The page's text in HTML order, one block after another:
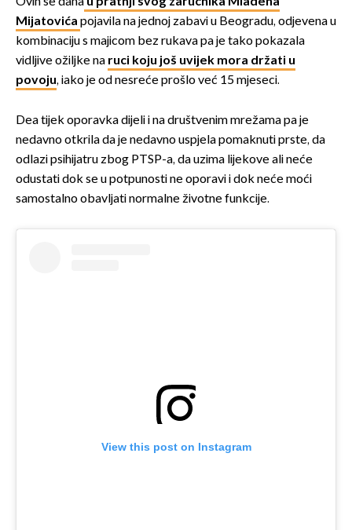
Mijatovića pojavila na jednoj zabavi u Beogradu, odjevena u
kombinaciju s majicom bez rukava pa je tako pokazala
vidljive ožiljke na ruci koju još uvijek mora držati u
povoju, iako je od nesreće prošlo već 15 mjeseci.
Dea tijek oporavka dijeli i na društvenim mrežama pa je
nedavno otkrila da je nedavno uspjela pomaknuti prste, da
odlazi psihijatru zbog PTSP-a, da uzima lijekove ali neće
odustati dok se u potpunosti ne oporavi i dok neće moći
samostalno obavljati normalne životne funkcije.
View this post on Instagram